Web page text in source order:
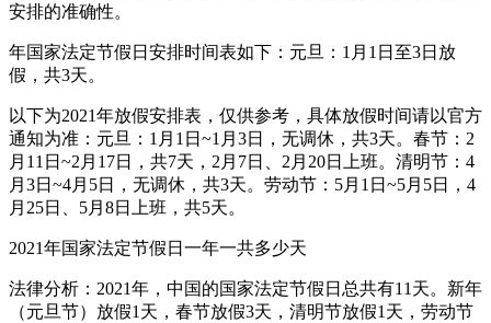
安排的准确性。
年国家法定节假日安排时间表如下：元旦：1月1日至3日放
假，共3天。
以下为2021年放假安排表，仅供参考，具体放假时间请以官方
通知为准：元旦：1月1日~1月3日，无调休，共3天。春节：2
月11日~2月17日，共7天，2月7日、2月20日上班。清明节：4
月3日~4月5日，无调休，共3天。劳动节：5月1日~5月5日，4
月25日、5月8日上班，共5天。
2021年国家法定节假日一年一共多少天
法律分析：2021年，中国的国家法定节假日总共有11天。新年
（元旦节）放假1天，春节放假3天，清明节放假1天，劳动节